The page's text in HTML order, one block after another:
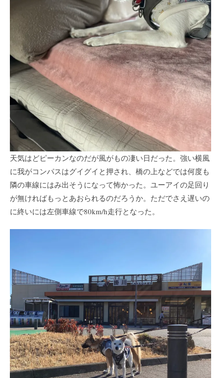
天気はどピーカンなのだが風がもの凄い日だった。強い横風
に我がコンパスはグイグイと押され、橋の上などでは何度も
隣の車線にはみ出そうになって怖かった。ユーアイの足回り
が無ければもっとあおられるのだろうか。ただでさえ遅いの
に終いには左側車線で80km/h走行となった。